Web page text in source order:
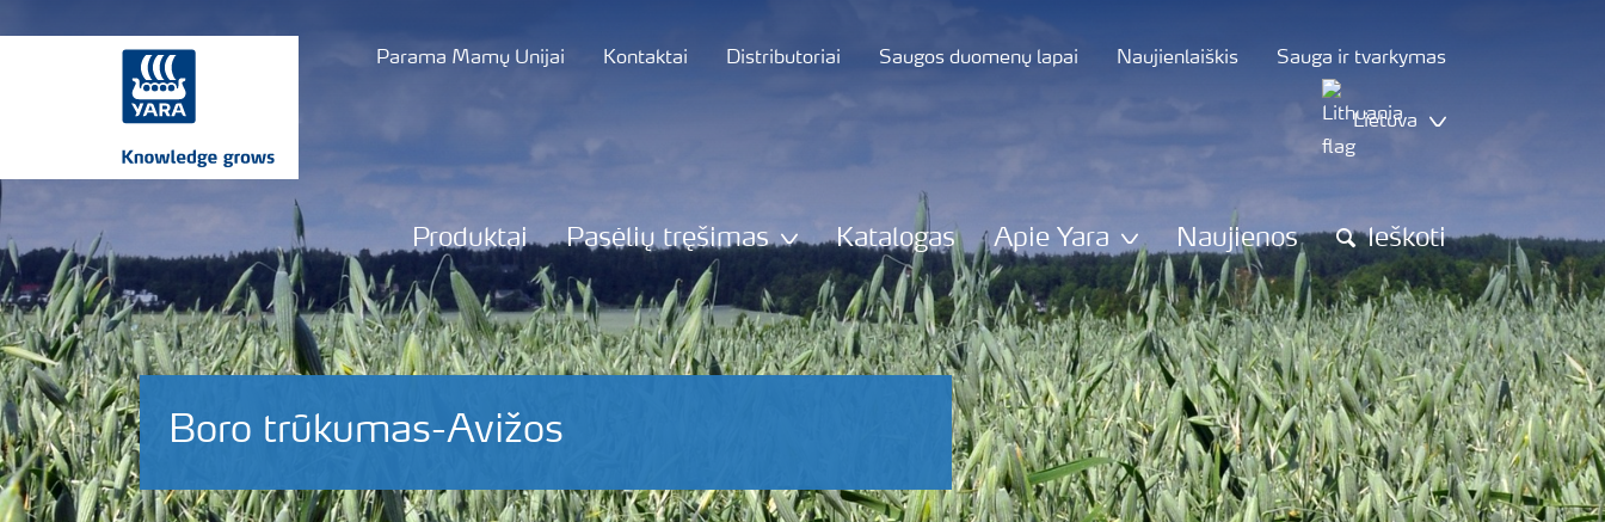
Parama Mamų Unijai Kontaktai Distributoriai Saugos duomenų lapai Naujienlaiškis Sauga ir tvarkymas
Lietuva
Produktai Pasėlių tręšimas Katalogas Apie Yara Naujienos Ieškoti
Boro trūkumas-Avižos